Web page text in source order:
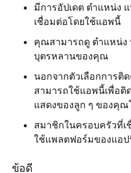
มีการอัปเดต ตำแหน่ง
เชื่อมต่อโดยใช้แอพนี้
คุณสามารถดู ตำแหน่ง
บุตรหลานของคุณ
นอกจากตัวเลือกการติ
สามารถใช้แอพนี้เพื่อ
แสดงของลูก ๆ ของคุ
สมาชิกในครอบครัวที่
ใช้แพลตฟอร์มของแอ
ข้อดี